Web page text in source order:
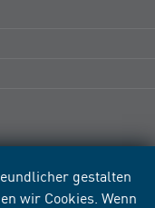
gestalten
wir Cookies. Wenn